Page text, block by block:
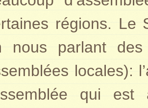
régions. Le
nous parlant des
locales):
qui